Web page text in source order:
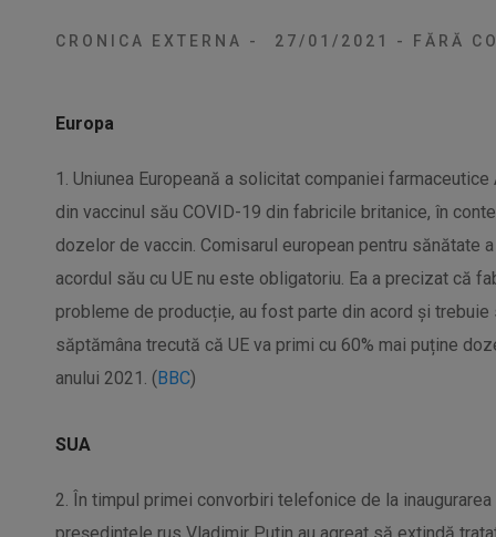
CRONICA EXTERNA - 27/01/2021 - FĂRĂ
Europa
1. Uniunea Europeană a solicitat companiei
din vaccinul său COVID-19 din fabricile britanice, în
dozelor de vaccin. Comisarul european pentru sănătate
acordul său cu UE nu este obligatoriu. Ea a precizat că
probleme de producție, au fost parte din acord și
săptămâna trecută că UE va primi cu 60% mai puține
anului 2021. (BBC)
SUA
2. În timpul primei convorbiri telefonice de la